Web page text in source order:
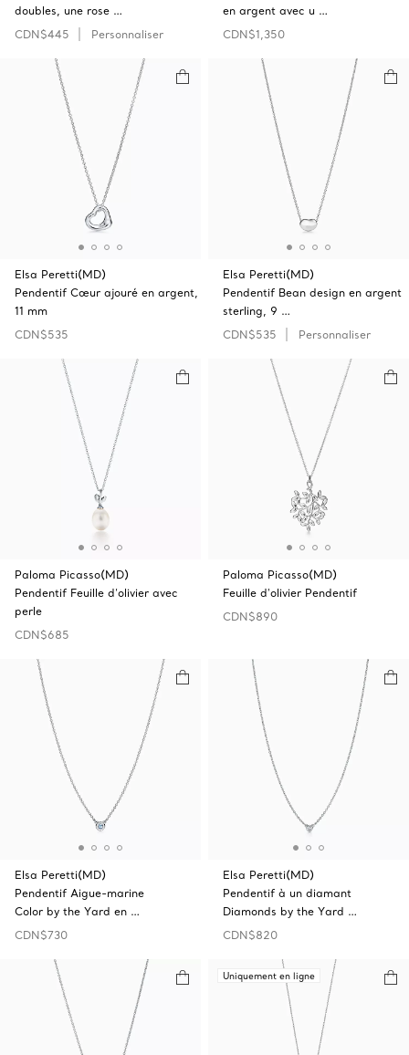
doubles, une rose …
CDN$445
Personnaliser
en argent avec u …
CDN$1,350
Elsa Peretti(MD)
Pendentif Cœur ajouré en argent,
11 mm
CDN$535
Elsa Peretti(MD)
Pendentif Bean design en argent
sterling, 9 …
CDN$535
Personnaliser
Paloma Picasso(MD)
Pendentif Feuille d’olivier avec
perle
CDN$685
Paloma Picasso(MD)
Feuille d'olivier Pendentif
CDN$890
Elsa Peretti(MD)
Pendentif Aigue-marine
Color by the Yard en …
CDN$730
Elsa Peretti(MD)
Pendentif à un diamant
Diamonds by the Yard …
CDN$820
Uniquement en ligne